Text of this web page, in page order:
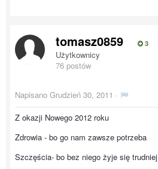
tomasz0859 3
Użytkownicy
76 postów
Napisano Grudzień 30, 2011 ·
Z okazji Nowego 2012 roku
Zdrowia - bo go nam zawsze potrzeba
Szczęścia- bo bez niego żyje się trudniej